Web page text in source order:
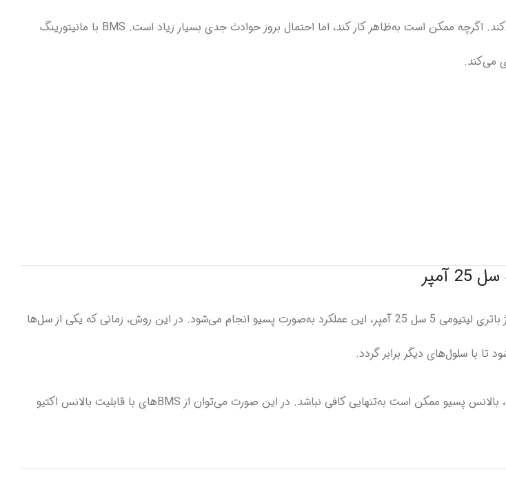
یک پک باتری 5 سل لیتیوم یونی بدون BMS، مشابه ماشینی است که بدون ترمز حرکت می‌کند. اگرچه ممکن است به‌ظاهر کار کند، اما احتمال بروز حوادث جدی بسیار زیاد است. BMS با مانیتورینگ
می‌کند.
بالانس ولتاژی یا سل بالانس یکی از مهم‌ترین عملکردهای BMS است. در ماژول محافظ شارژ باتری لیتیومی 5 سل 25 آمپر، این عملکرد به‌صورت پسیو انجام می‌شود. در این روش، زمانی که یکی از سل‌ها
بالانس پسیو ساده و اقتصادی است، اما اگر پک شما دارای ظرفیت بالا یا نرخ شارژ بالا باشد، بالانس پسیو ممکن است به‌تنهایی کافی نباشد. در این صورت می‌توان از BMSهای با قابلیت بالانس اکتیو